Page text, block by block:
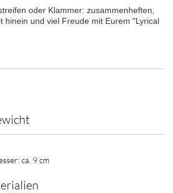
oder Klammer: zusammenheften,
hinein und viel Freude mit Eurem "Lyrical
ca. 9 cm